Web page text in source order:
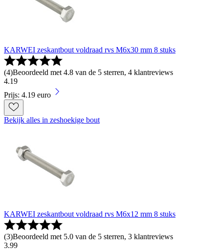
KARWEI zeskantbout voldraad rvs M6x30 mm 8 stuks
(4)Beoordeeld met 4.8 van de 5 sterren, 4 klantreviews
4.19
Prijs: 4.19 euro
Bekijk alles in zeshoekige bout
KARWEI zeskantbout voldraad rvs M6x12 mm 8 stuks
(3)Beoordeeld met 5.0 van de 5 sterren, 3 klantreviews
3.99